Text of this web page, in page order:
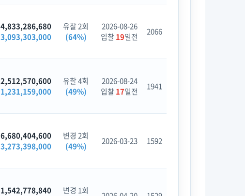
4,833,286,680
3,093,303,000
유찰 2회
(64%)
2026-08-26
입찰19일전 2066
2,512,570,600
1,231,159,000
유찰 4회
(49%)
2026-08-24
입찰17일전 1941
6,680,404,600
3,273,398,000
변경 2회
(49%)
2026-03-23 1592
1,542,778,840
변경 1회